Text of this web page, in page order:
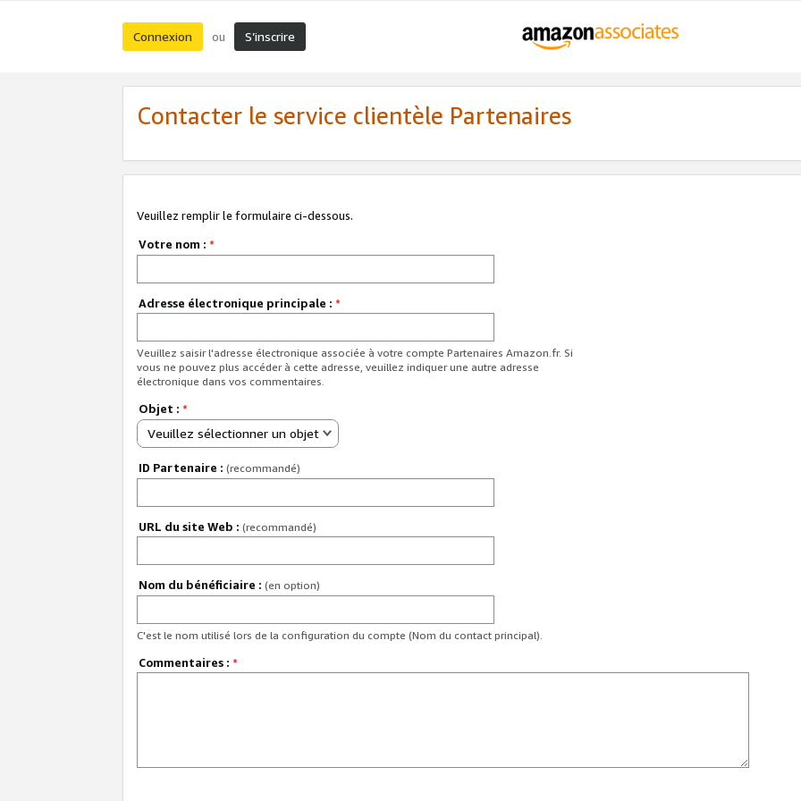
Connexion ou S’inscrire
Contacter le service clientèle Partenaires
Veuillez remplir le formulaire ci-dessous.
Votre nom : *
Adresse électronique principale : *
Veuillez saisir l'adresse électronique associée à votre compte Partenaires Amazon.fr. Si
vous ne pouvez plus accéder à cette adresse, veuillez indiquer une autre adresse
électronique dans vos commentaires.
Objet : *
Veuillez sélectionner un objet
ID Partenaire : (recommandé)
URL du site Web : (recommandé)
Nom du bénéficiaire : (en option)
C'est le nom utilisé lors de la configuration du compte (Nom du contact principal).
Commentaires : *